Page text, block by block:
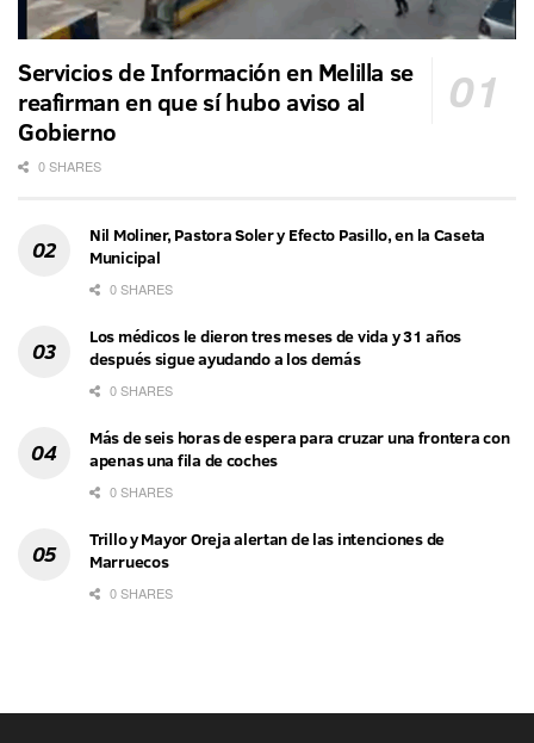
Servicios de Información en Melilla se
reafirman en que sí hubo aviso al
Gobierno
0 SHARES
Nil Moliner, Pastora Soler y Efecto Pasillo, en la Caseta
Municipal
0 SHARES
Los médicos le dieron tres meses de vida y 31 años
después sigue ayudando a los demás
0 SHARES
Más de seis horas de espera para cruzar una frontera con
apenas una fila de coches
0 SHARES
Trillo y Mayor Oreja alertan de las intenciones de
Marruecos
0 SHARES